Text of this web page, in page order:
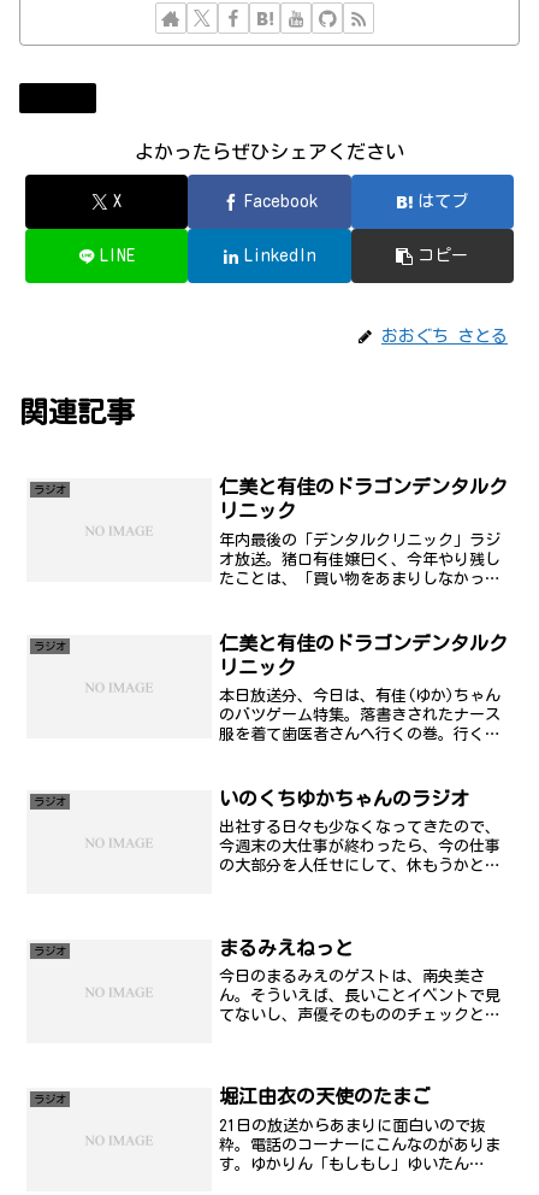
よかったらぜひシェアください
X Facebook はてブ
LINE LinkedIn コピー
おおぐち さとる
関連記事
ラジオ
仁美と有佳のドラゴンデンタルク
リニック
年内最後の「デンタルクリニック」ラジ
オ放送。猪口有佳嬢曰く、今年やり残し
たことは、「買い物をあまりしなかっ
影響でお金が貯まったので、新年早々は
バーゲンに行く...だ...
ラジオ
仁美と有佳のドラゴンデンタルク
リニック
本日放送分、今日は、有佳(ゆか)ちゃん
のバツゲーム特集。落書きされたナース
服を着て歯医者さんへ行くの巻。行く前
ぁ(笑)虫歯は、忘れていたそうです。番
組で言った歯科医院は...
ラジオ いのくちゆかちゃんのラジオ
出社する日々も少なくなってきたので、
今週末の大仕事が終わったら、今の仕事
の大部分を人任せにして、休もうかと思
することが決定したらし...
ラジオ まるみえねっと
今日のまるみえのゲストは、南央美さ
ん。そういえば、長いことイベントで見
てないし、声優そのもののチェックとい
や..。ま、見るだけは見たけど...
ラジオ 堀江由衣の天使のたまご
21日の放送からあまりに面白いので抜
粋。電話のコーナーにこんなのがありま
す。ゆかりん「もしもし」ゆいたん